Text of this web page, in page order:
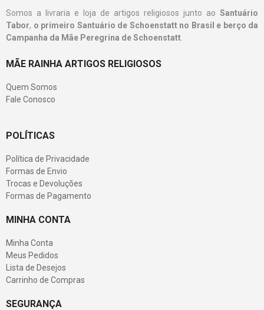
Somos a livraria e loja de artigos religiosos junto ao Santuário
Tabor, o primeiro Santuário de Schoenstatt no Brasil e berço da
Campanha da Mãe Peregrina de Schoenstatt
MÃE RAINHA ARTIGOS RELIGIOSOS
Quem Somos
Fale Conosco
POLÍTICAS
Política de Privacidade
Formas de Envio
Trocas e Devoluções
Formas de Pagamento
MINHA CONTA
Minha Conta
Meus Pedidos
Lista de Desejos
Carrinho de Compras
SEGURANÇA